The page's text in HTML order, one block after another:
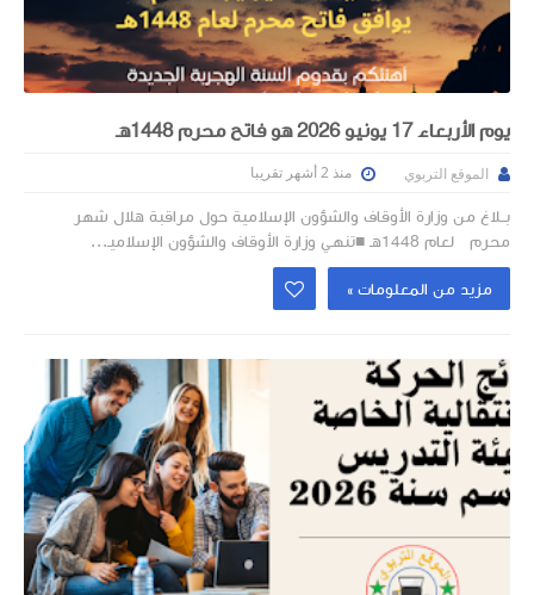
يوم الأربعاء 17 يونيو 2026 هو فاتح محرم 1448هـ
الموقع التربوي منذ 2 أشهر تقريبا
بــلاغ من وزارة الأوقاف والشؤون الإسلامية حول مراقبة هلال شهر
محرم لعام 1448هـ ■تنهـي وزارة الأوقاف والشؤون الإسلاميـ...
مزيد من المعلومات »